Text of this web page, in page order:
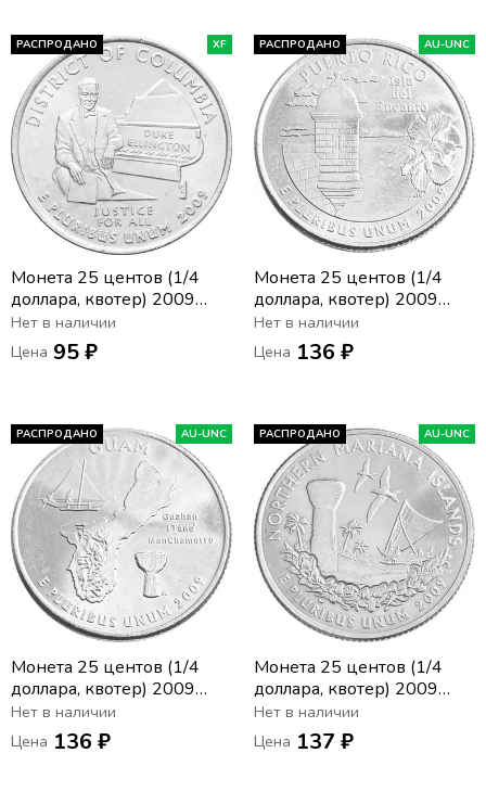
РАСПРОДАНО XF
Монета 25 центов (1/4
доллара, квотер) 2009
США «Округ Колумбия»
(P)
Нет в наличии
Цена 95 ₽
РАСПРОДАНО AU-UNC
Монета 25 центов (1/4
доллара, квотер) 2009
США «Пуэрто-Рико» (P)
Нет в наличии
Цена 136 ₽
РАСПРОДАНО AU-UNC
Монета 25 центов (1/4
доллара, квотер) 2009
США «Гуам» (P)
Нет в наличии
Цена 136 ₽
РАСПРОДАНО AU-UNC
Монета 25 центов (1/4
доллара, квотер) 2009
США «Северные
Марианские острова» (D)
Нет в наличии
Цена 137 ₽